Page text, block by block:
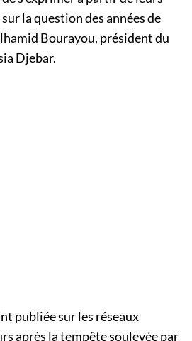
la question des années de
Bourayou, président du
Djebar.
publiée sur les réseaux
après la tempête soulevée par